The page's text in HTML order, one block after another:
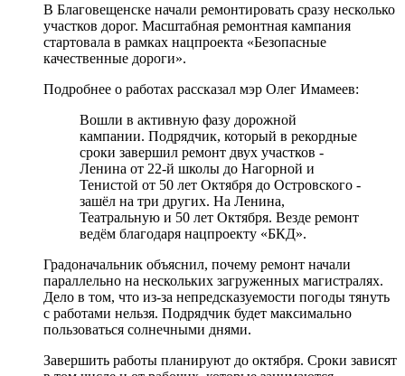
В Благовещенске начали ремонтировать сразу несколько
участков дорог. Масштабная ремонтная кампания
стартовала в рамках нацпроекта «Безопасные
качественные дороги».
Подробнее о работах рассказал мэр Олег Имамеев:
Вошли в активную фазу дорожной
кампании. Подрядчик, который в рекордные
сроки завершил ремонт двух участков -
Ленина от 22-й школы до Нагорной и
Тенистой от 50 лет Октября до Островского -
зашёл на три других. На Ленина,
Театральную и 50 лет Октября. Везде ремонт
ведём благодаря нацпроекту «БКД».
Градоначальник объяснил, почему ремонт начали
параллельно на нескольких загруженных магистралях.
Дело в том, что из-за непредсказуемости погоды тянуть
с работами нельзя. Подрядчик будет максимально
пользоваться солнечными днями.
Завершить работы планируют до октября. Сроки зависят